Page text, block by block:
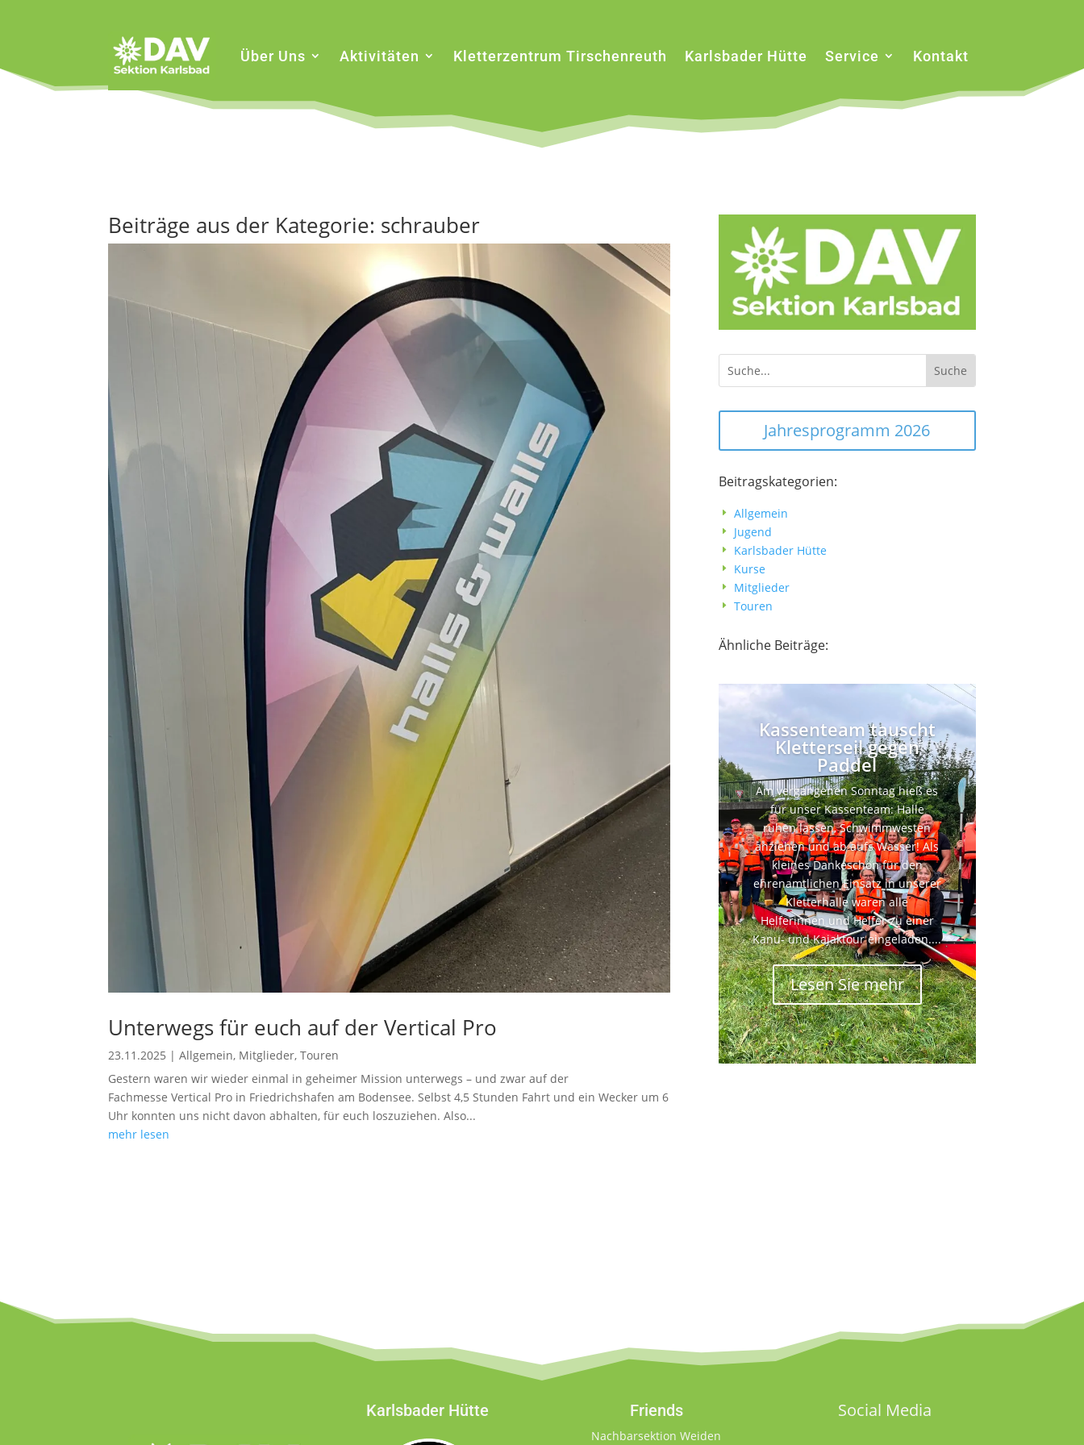
Über Uns Aktivitäten Kletterzentrum Tirschenreuth Karlsbader Hütte Service Kontakt
Beiträge aus der Kategorie: schrauber
Unterwegs für euch auf der Vertical Pro
23.11.2025 |Allgemein, Mitglieder,Touren
Gestern waren wir wieder einmal in geheimer Mission unterwegs – und zwar auf der
Fachmesse Vertical Pro in Friedrichshafen am Bodensee. Selbst 4,5 Stunden Fahrt und ein Wecker um 6
Uhr konnten uns nicht davon abhalten, für euch loszuziehen. Also...
mehr lesen
Jahresprogramm 2026
Beitragskategorien:
E Allgemein
E Jugend
E Karlsbader Hütte
E Kurse
E Mitglieder
E Touren
Ähnliche Beiträge:
Kassenteam tauscht
Kletterseil gegen
Paddel
Am vergangenen Sonntag hieß es
für unser Kassenteam: Halle
ruhen lassen, Schwimmwesten
anziehen und ab aufs Wasser! Als
kleines Dankeschön für den
ehrenamtlichen Einsatz in unserer
Kletterhalle waren alle
Helferinnen und Helfer zu einer
Kanu- und Kajaktour eingeladen....
Lesen Sie mehr
Karlsbader Hütte Friends
Nachbarsektion Weiden
Social Media